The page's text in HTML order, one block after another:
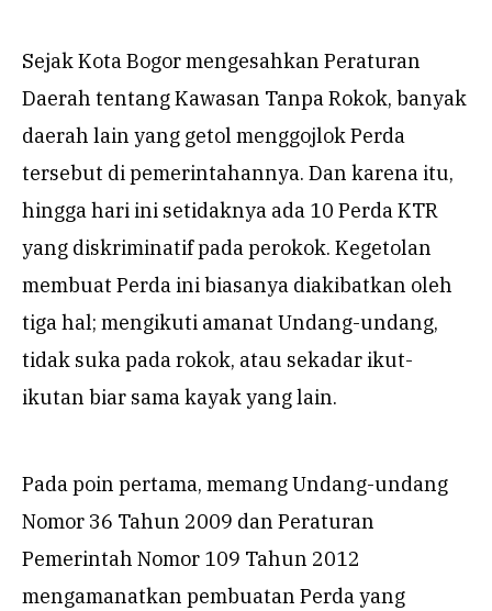
Sejak Kota Bogor mengesahkan Peraturan
Daerah tentang Kawasan Tanpa Rokok, banyak
daerah lain yang getol menggojlok Perda
tersebut di pemerintahannya. Dan karena itu,
hingga hari ini setidaknya ada 10 Perda KTR
yang diskriminatif pada perokok. Kegetolan
membuat Perda ini biasanya diakibatkan oleh
tiga hal; mengikuti amanat Undang-undang,
tidak suka pada rokok, atau sekadar ikut-
ikutan biar sama kayak yang lain.
Pada poin pertama, memang Undang-undang
Nomor 36 Tahun 2009 dan Peraturan
Pemerintah Nomor 109 Tahun 2012
mengamanatkan pembuatan Perda yang